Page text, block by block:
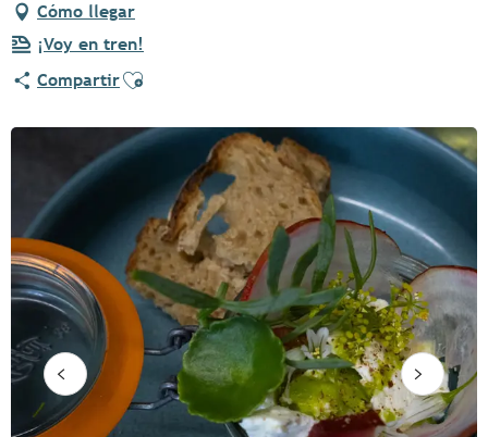
Cómo llegar
¡Voy en tren!
CompartirAjouter aux favoris